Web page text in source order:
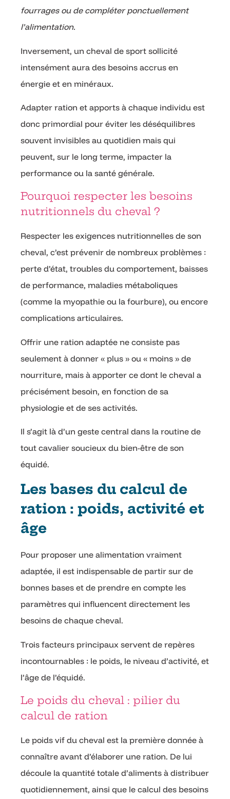
fourrages ou de compléter ponctuellement
l’alimentation.
Inversement, un cheval de sport sollicité
intensément aura des besoins accrus en
énergie et en minéraux.
Adapter ration et apports à chaque individu est
donc primordial pour éviter les déséquilibres
souvent invisibles au quotidien mais qui
peuvent, sur le long terme, impacter la
performance ou la santé générale.
Pourquoi respecter les besoins
nutritionnels du cheval ?
Respecter les exigences nutritionnelles de son
cheval, c’est prévenir de nombreux problèmes :
perte d’état, troubles du comportement, baisses
de performance, maladies métaboliques
(comme la myopathie ou la fourbure), ou encore
complications articulaires.
Offrir une ration adaptée ne consiste pas
seulement à donner « plus » ou « moins » de
nourriture, mais à apporter ce dont le cheval a
précisément besoin, en fonction de sa
physiologie et de ses activités.
Il s’agit là d’un geste central dans la routine de
tout cavalier soucieux du bien-être de son
équidé.
Les bases du calcul de
ration : poids, activité et
âge
Pour proposer une alimentation vraiment
adaptée, il est indispensable de partir sur de
bonnes bases et de prendre en compte les
paramètres qui influencent directement les
besoins de chaque cheval.
Trois facteurs principaux servent de repères
incontournables : le poids, le niveau d’activité, et
l’âge de l’équidé.
Le poids du cheval : pilier du
calcul de ration
Le poids vif du cheval est la première donnée à
connaître avant d’élaborer une ration. De lui
découle la quantité totale d’aliments à distribuer
quotidiennement, ainsi que le calcul des besoins